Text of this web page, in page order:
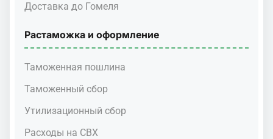
Доставка до Гомеля
Растаможка и оформление
Таможенная пошлина
Таможенный сбор
Утилизационный сбор
Расходы на СВХ